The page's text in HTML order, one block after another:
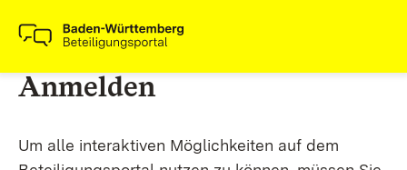
Anmelden
Um alle interaktiven Möglichkeiten auf dem